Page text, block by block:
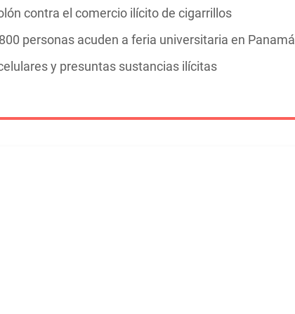
contra el comercio ilícito de cigarrillos
personas acuden a feria universitaria en Panamá
y presuntas sustancias ilícitas